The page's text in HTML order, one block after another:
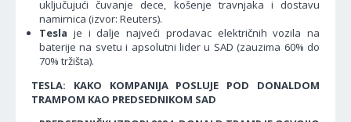
uključujući čuvanje dece, košenje travnjaka i dostavu
namirnica (izvor: Reuters).
Tesla je i dalje najveći prodavac električnih vozila na
baterije na svetu i apsolutni lider u SAD (zauzima 60% do
70% tržišta).
TESLA: KAKO KOMPANIJA POSLUJE POD DONALDOM
TRAMPOM KAO PREDSEDNIKOM SAD